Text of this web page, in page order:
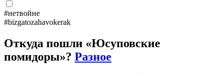
#нетвойне
#bizgatozahavokerak
Откуда пошли «Юсуповские
помидоры»? Разное